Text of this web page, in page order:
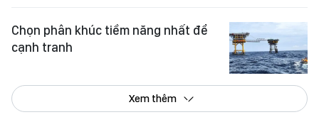
Chọn phân khúc tiềm năng nhất để
cạnh tranh
Xem thêm